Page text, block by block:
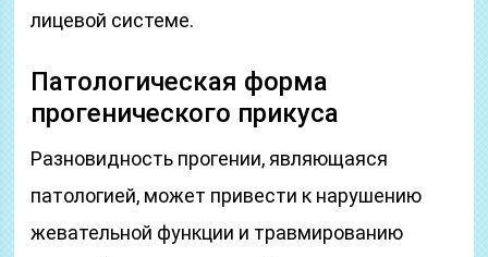
лицевой системе.
Патологическая форма
прогенического прикуса
Разновидность прогении, являющаяся
патологией, может привести к нарушению
жевательной функции и травмированию